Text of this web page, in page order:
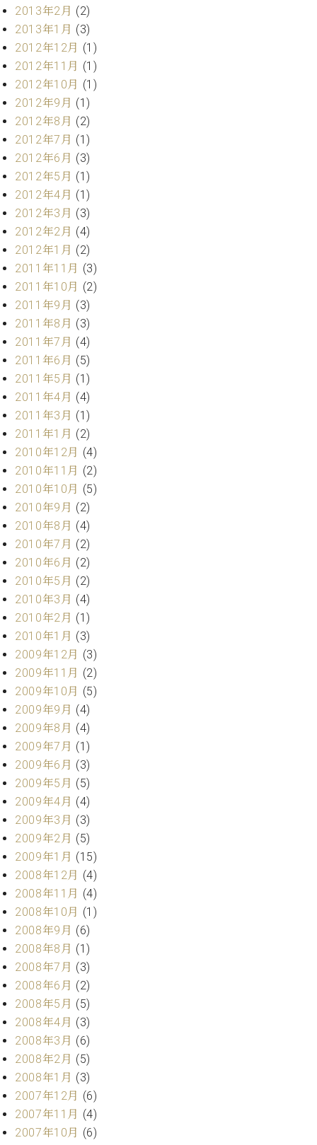
金
表
問
い
合
わ
せ
尾山調律師のブ
ログ Die
Musikgasse（音
楽の小道）
2013年2月 (2)
2013年1月 (3)
2012年12月 (1)
2012年11月 (1)
2012年10月 (1)
2012年9月 (1)
2012年8月 (2)
2012年7月 (1)
2012年6月 (3)
2012年5月 (1)
2012年4月 (1)
2012年3月 (3)
2012年2月 (4)
2012年1月 (2)
2011年11月 (3)
2011年10月 (2)
2011年9月 (3)
2011年8月 (3)
2011年7月 (4)
2011年6月 (5)
2011年5月 (1)
2011年4月 (4)
2011年3月 (1)
2011年1月 (2)
2010年12月 (4)
2010年11月 (2)
2010年10月 (5)
2010年9月 (2)
2010年8月 (4)
2010年7月 (2)
2010年6月 (2)
2010年5月 (2)
2010年3月 (4)
2010年2月 (1)
2010年1月 (3)
2009年12月 (3)
2009年11月 (2)
2009年10月 (5)
2009年9月 (4)
2009年8月 (4)
2009年7月 (1)
2009年6月 (3)
2009年5月 (5)
2009年4月 (4)
2009年3月 (3)
2009年2月 (5)
2009年1月 (15)
2008年12月 (4)
2008年11月 (4)
2008年10月 (1)
2008年9月 (6)
2008年8月 (1)
2008年7月 (3)
2008年6月 (2)
2008年5月 (5)
2008年4月 (3)
2008年3月 (6)
2008年2月 (5)
2008年1月 (3)
2007年12月 (6)
2007年11月 (4)
2007年10月 (6)